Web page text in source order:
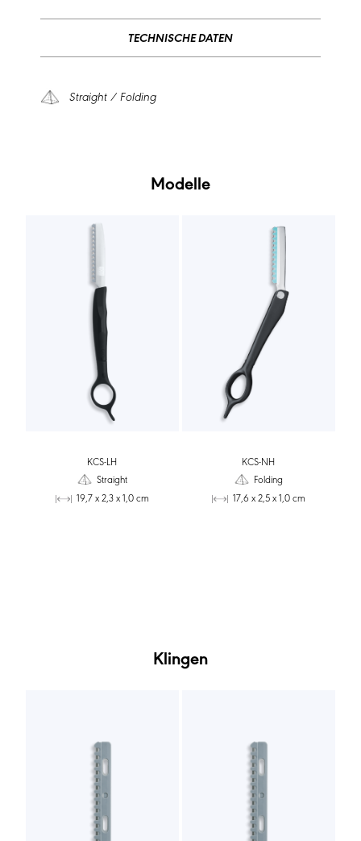
TECHNISCHE DATEN
Straight / Folding
Modelle
KCS-LH
Straight
19,7 x 2,3 x 1,0 cm
KCS-NH
Folding
17,6 x 2,5 x 1,0 cm
Klingen